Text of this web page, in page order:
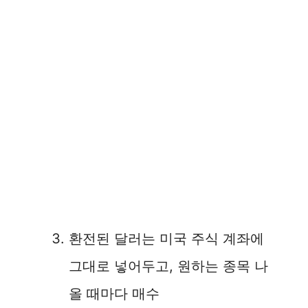
환전된 달러는 미국 주식 계좌에
그대로 넣어두고, 원하는 종목 나
올 때마다 매수